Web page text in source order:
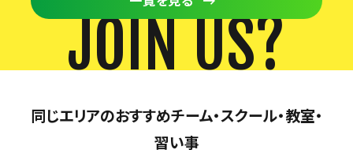
JOIN US?
同じエリアのおすすめチーム・スクール・教室・
習い事